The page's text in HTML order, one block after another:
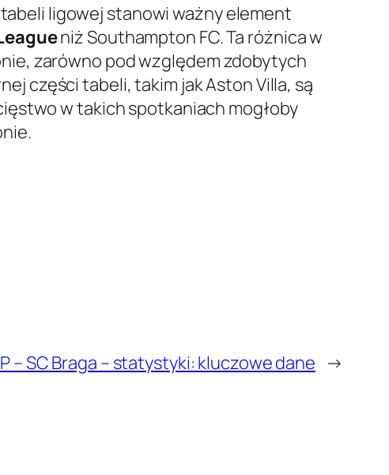
ligowej stanowi ważny element
niż Southampton FC. Ta różnica w
zarówno pod względem zdobytych
części tabeli, takim jak Aston Villa, są
w takich spotkaniach mogłoby
– SC Braga – statystyki: kluczowe dane →